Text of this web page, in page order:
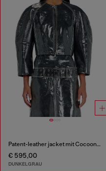
Patent-leather jacket mit Cocoon-Ärmeln
€ 595,00
DUNKELGRAU